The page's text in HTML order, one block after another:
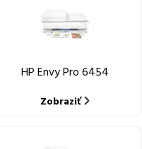
HP Envy Pro 6454
Zobraziť